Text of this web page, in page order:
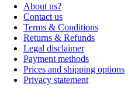
About us?
Contact us
Terms & Conditions
Returns & Refunds
Legal disclaimer
Payment methods
Prices and shipping options
Privacy statement